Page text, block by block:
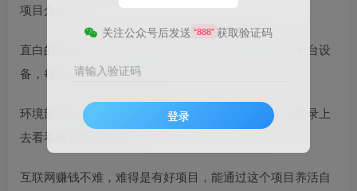
项目介绍：
直白的跟大家说，我目前已经通过这套方法，跑了几十台设
备，每个月有十几万的利润。
环境部好后，基本上属于纯挂机，每天有空了就远程登录上
去看看收益数据就行。
互联网赚钱不难，难得是有好项目，能通过这个项目养活自
关注公众号后发送 “888” 获取验证码
请输入验证码
登录